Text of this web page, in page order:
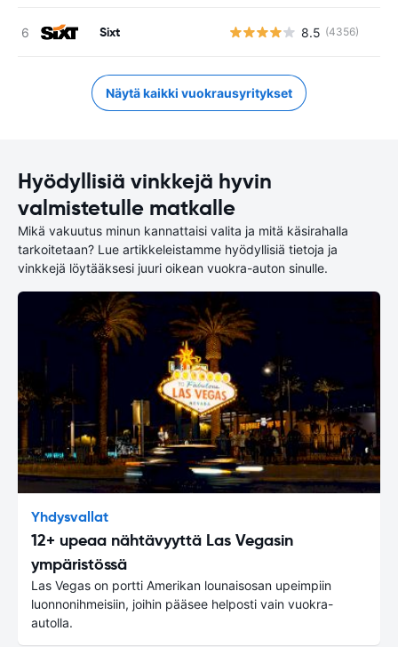
Sixt 8.5 (4356)
Näytä kaikki vuokrausyritykset
Hyödyllisiä vinkkejä hyvin
valmistetulle matkalle
Mikä vakuutus minun kannattaisi valita ja mitä käsirahalla
tarkoitetaan? Lue artikkeleistamme hyödyllisiä tietoja ja
vinkkejä löytääksesi juuri oikean vuokra-auton sinulle.
Yhdysvallat
12+ upeaa nähtävyyttä Las Vegasin
ympäristössä
Las Vegas on portti Amerikan lounaisosan upeimpiin
luonnonihmeisiin, joihin pääsee helposti vain vuokra-
autolla.